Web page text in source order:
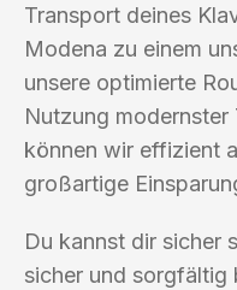
Transport deines
Modena zu einem
unsere optimierte
Nutzung modernster
können wir effizient
großartige
Du kannst dir sicher
sicher und sorgfältig